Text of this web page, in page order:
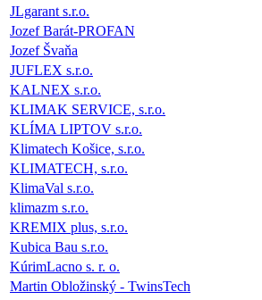
JLgarant s.r.o.
Jozef Barát-PROFAN
Jozef Švaňa
JUFLEX s.r.o.
KALNEX s.r.o.
KLIMAK SERVICE, s.r.o.
KLÍMA LIPTOV s.r.o.
Klimatech Košice, s.r.o.
KLIMATECH, s.r.o.
KlimaVal s.r.o.
klimazm s.r.o.
KREMIX plus, s.r.o.
Kubica Bau s.r.o.
KúrimLacno s. r. o.
Martin Obložinský - TwinsTech